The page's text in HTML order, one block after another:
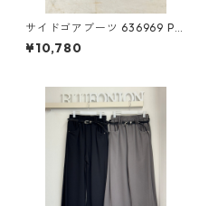
サイドゴアブーツ 636969 PA
SSIONE
¥10,780